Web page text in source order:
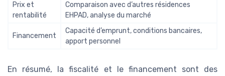
Prix et
rentabilité
Comparaison avec d’autres résidences
EHPAD, analyse du marché
Financement
Capacité d’emprunt, conditions bancaires,
apport personnel
En résumé, la fiscalité et le financement sont des